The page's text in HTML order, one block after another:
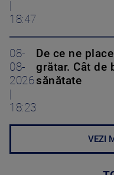
18:47
08-
08-
2026
18:23
De ce ne
grătar. Cât de
sănătate
VEZI